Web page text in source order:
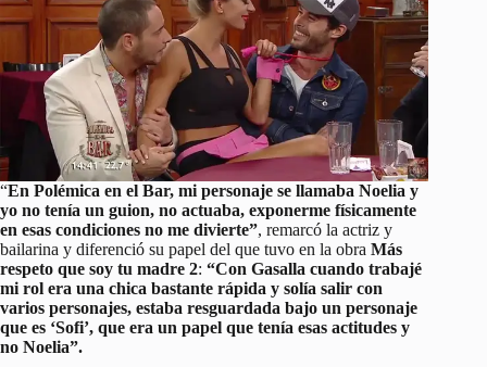
“En Polémica en el Bar, mi personaje se llamaba Noelia y
yo no tenía un guion, no actuaba, exponerme físicamente
en esas condiciones no me divierte”, remarcó la actriz y
bailarina y diferenció su papel del que tuvo en la obra Más
respeto que soy tu madre 2: “Con Gasalla cuando trabajé
mi rol era una chica bastante rápida y solía salir con
varios personajes, estaba resguardada bajo un personaje
que es ‘Sofi’, que era un papel que tenía esas actitudes y
no Noelia”.